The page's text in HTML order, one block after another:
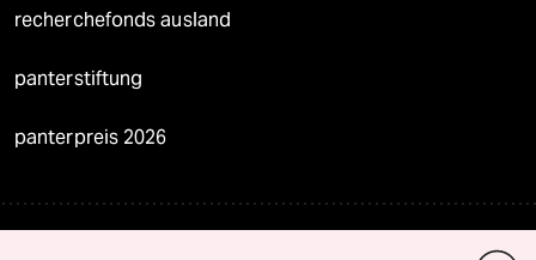
recherchefonds ausland
panterstiftung
panterpreis 2026